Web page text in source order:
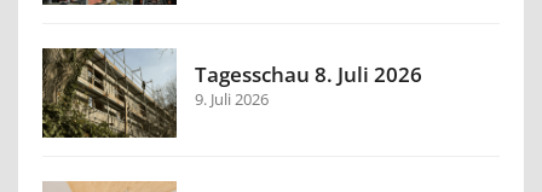
Tagesschau 8. Juli 2026
9. Juli 2026